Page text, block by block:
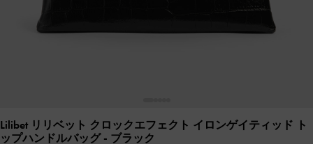
Lilibet リリベット クロックエフェクト イロンゲイティッド ト
ップハンドルバッグ- ブラック